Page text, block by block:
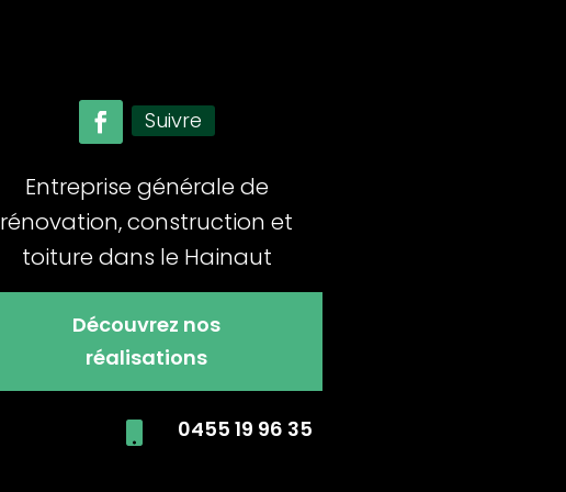
Suivre
Entreprise générale de
rénovation, construction et
toiture dans le Hainaut
Découvrez nos
réalisations
0455 19 96 35